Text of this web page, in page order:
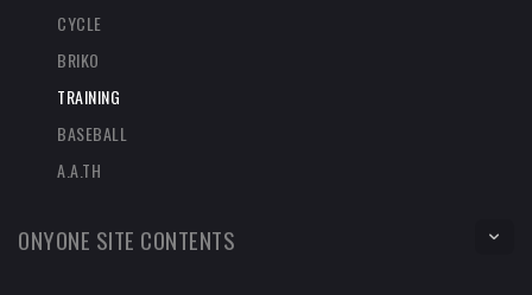
CYCLE
BRIKO
TRAINING
BASEBALL
A.A.TH
ONYONE SITE CONTENTS